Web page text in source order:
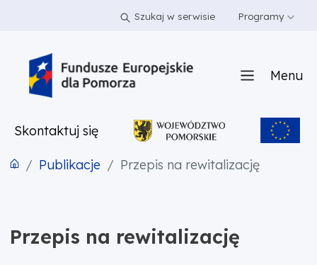
PRZEJDŹ DO TREŚCI Szukaj w serwisie Programy
Menu
Skontaktuj się
Publikacje Przepis na rewitalizację
Przepis na rewitalizację